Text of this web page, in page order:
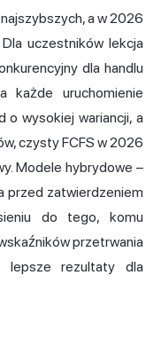
a w 2026
uczestników lekcja
dla handlu
każde uruchomienie
o wysokiej wariancji, a
czysty FCFS w 2026
Modele hybrydowe –
przed zatwierdzeniem
do tego, komu
przetrwania
lepsze rezultaty dla